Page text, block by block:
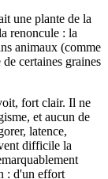
une plante de la
renoncule : la
animaux (comme
certaines graines
fort clair. Il ne
et aucun de
latence,
difficile la
: d'un effort